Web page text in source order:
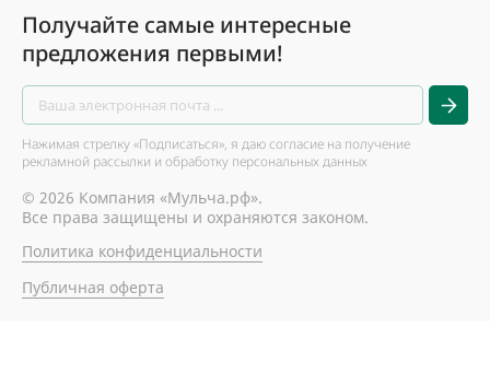
Получайте самые интересные
предложения первыми!
Нажимая стрелку «Подписаться», я даю согласие на получение
рекламной рассылки и обработку персональных данных
© 2026 Компания «Мульча.рф».
Все права защищены и охраняются законом.
Политика конфиденциальности
Публичная оферта